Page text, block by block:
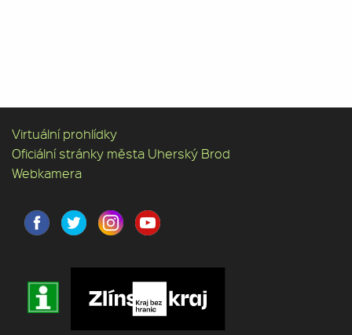
Virtuální prohlídky
Oficiální stránky města Uherský Brod
Webkamera